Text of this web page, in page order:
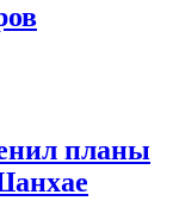
планы